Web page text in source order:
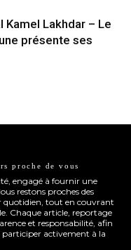
Kamel Lakhdar – Le
présente ses
proche de vous
engagé à fournir une
restons proches des
quotidien, tout en couvrant
Chaque article, reportage
et responsabilité, afin
participer activement à la